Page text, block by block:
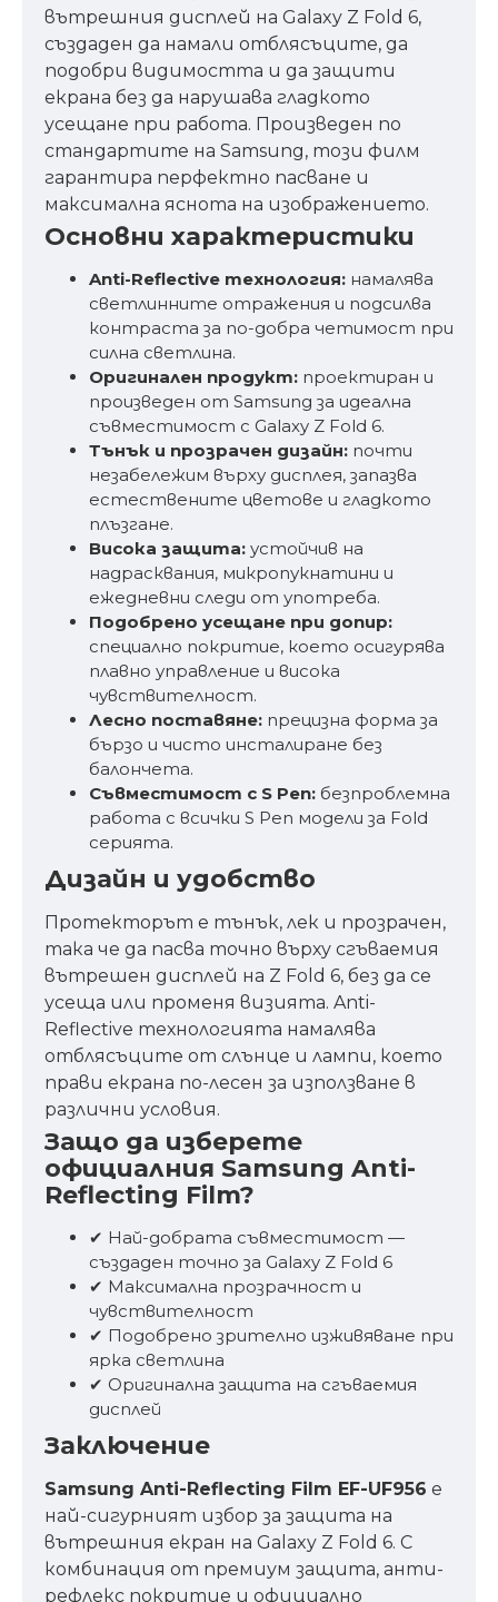
вътрешния дисплей на Galaxy Z Fold 6,
създаден да намали отблясъците, да
подобри видимостта и да защити
екрана без да нарушава гладкото
усещане при работа. Произведен по
стандартите на Samsung, този филм
гарантира перфектно пасване и
максимална яснота на изображението.
Основни характеристики
Anti-Reflective технология: намалява
светлинните отражения и подсилва
контраста за по-добра четимост при
силна светлина.
Оригинален продукт: проектиран и
произведен от Samsung за идеална
съвместимост с Galaxy Z Fold 6.
Тънък и прозрачен дизайн: почти
незабележим върху дисплея, запазва
естествените цветове и гладкото
плъзгане.
Висока защита: устойчив на
надрасквания, микропукнатини и
ежедневни следи от употреба.
Подобрено усещане при допир:
специално покритие, което осигурява
плавно управление и висока
чувствителност.
Лесно поставяне: прецизна форма за
бързо и чисто инсталиране без
балончета.
Съвместимост с S Pen: безпроблемна
работа с всички S Pen модели за Fold
серията.
Дизайн и удобство
Протекторът е тънък, лек и прозрачен,
така че да пасва точно върху сгъваемия
вътрешен дисплей на Z Fold 6, без да се
усеща или променя визията. Anti-
Reflective технологията намалява
отблясъците от слънце и лампи, което
прави екрана по-лесен за използване в
различни условия.
Защо да изберете
официалния Samsung Anti-
Reflecting Film?
✔ Най-добрата съвместимост —
създаден точно за Galaxy Z Fold 6
✔ Максимална прозрачност и
чувствителност
✔ Подобрено зрително изживяване при
ярка светлина
✔ Оригинална защита на сгъваемия
дисплей
Заключение
Samsung Anti-Reflecting Film EF-UF956 е
най-сигурният избор за защита на
вътрешния екран на Galaxy Z Fold 6. С
комбинация от премиум защита, анти-
рефлекс покритие и официално